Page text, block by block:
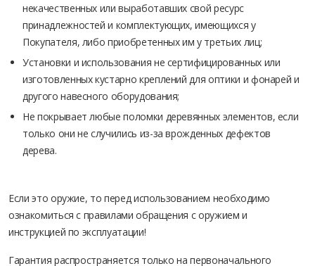
некачественных или выработавших свой ресурс
принадлежностей и комплектующих, имеющихся у
Покупателя, либо приобретенных им у третьих лиц;
Установки и использования не сертифицированных или
изготовленных кустарно креплений для оптики и фонарей и
другого навесного оборудования;
Не покрывает любые поломки деревянных элементов, если
только они не случились из-за врожденных дефектов
дерева.
Если это оружие, то перед использованием необходимо
ознакомиться с правилами обращения с оружием и
инструкцией по эксплуатации!
Гарантия распространяется только на первоначального